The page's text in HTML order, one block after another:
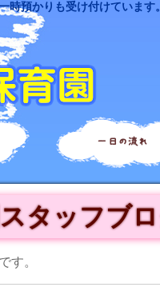
時預かりも受け付けています
一日の流れ
タッフブ
す。